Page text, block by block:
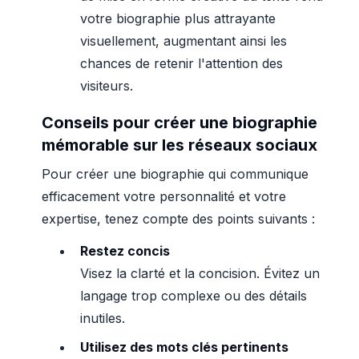
votre biographie plus attrayante
visuellement, augmentant ainsi les
chances de retenir l'attention des
visiteurs.
Conseils pour créer une biographie
mémorable sur les réseaux sociaux
Pour créer une biographie qui communique
efficacement votre personnalité et votre
expertise, tenez compte des points suivants :
Restez concis
Visez la clarté et la concision. Évitez un
langage trop complexe ou des détails
inutiles.
Utilisez des mots clés pertinents